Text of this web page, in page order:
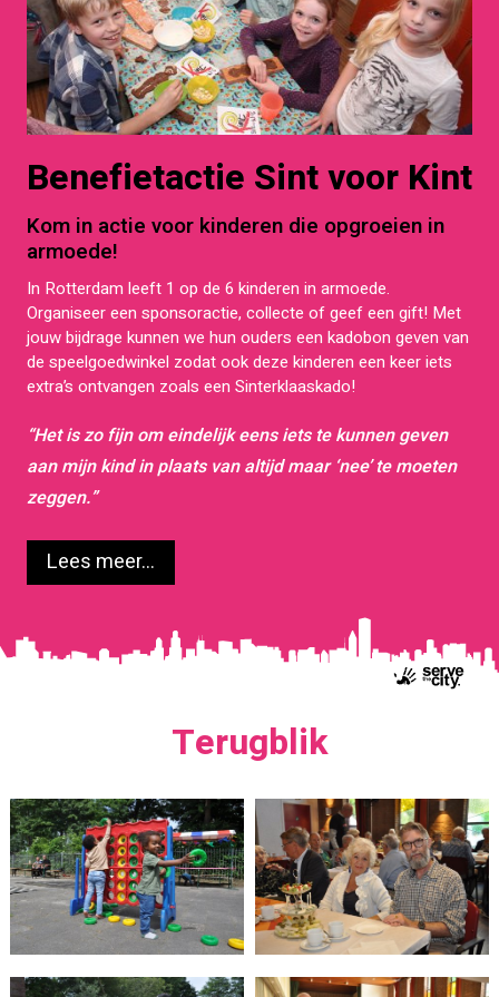
Benefietactie Sint voor Kint
Kom in actie voor kinderen die opgroeien in
armoede!
In Rotterdam leeft 1 op de 6 kinderen in armoede.
Organiseer een sponsoractie, collecte of geef een gift! Met
jouw bijdrage kunnen we hun ouders een kadobon geven van
de speelgoedwinkel zodat ook deze kinderen een keer iets
extra’s ontvangen zoals een Sinterklaaskado!
“Het is zo fijn om eindelijk eens iets te kunnen geven
aan mijn kind in plaats van altijd maar ‘nee’ te moeten
zeggen.”
Lees meer...
Terugblik